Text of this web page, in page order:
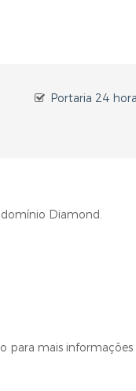
Portaria 24
Diamond.
para mais informações